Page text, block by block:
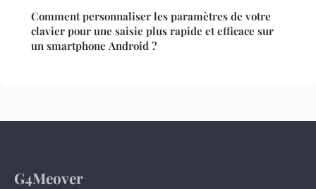
Comment personnaliser les paramètres de votre
clavier pour une saisie plus rapide et efficace sur
un smartphone Android ?
G4Meover